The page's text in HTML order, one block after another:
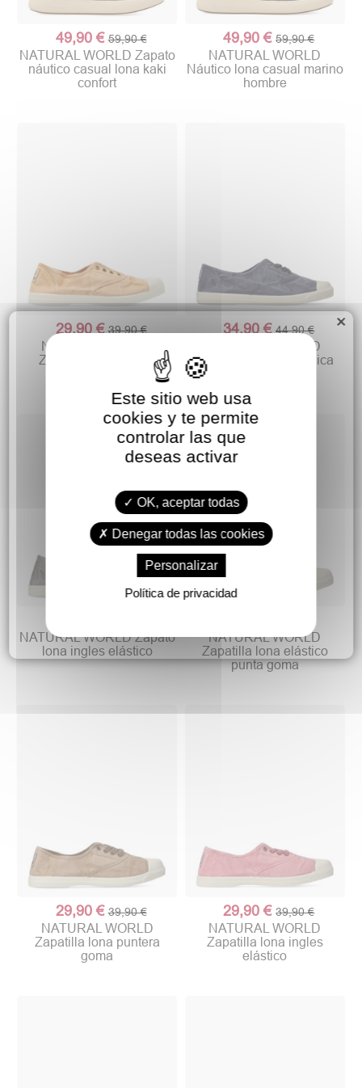
49,90 € 59,90 €
NATURAL WORLD Zapato
náutico casual lona kaki
confort
49,90 € 59,90 €
NATURAL WORLD
Náutico lona casual marino
hombre
29,90 € 39,90 €
NATURAL WORLD
Zapatilla lona ingles
34,90 € 44,90 €
NATURAL WORLD
Zapatilla lona ecológica
NATURAL WORLD Zapato
lona ingles elástico
NATURAL WORLD
Zapatilla lona elástico
punta goma
29,90 € 39,90 €
NATURAL WORLD
Zapatilla lona puntera
goma
29,90 € 39,90 €
NATURAL WORLD
Zapatilla lona ingles
elástico
×
Este sitio web usa
cookies y te permite
controlar las que
deseas activar
OK, aceptar todas
Denegar todas las cookies
Personalizar
Política de privacidad